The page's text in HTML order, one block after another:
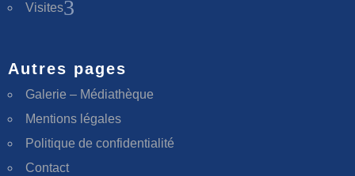
Visites3
Autres pages
Galerie – Médiathèque
Mentions légales
Politique de confidentialité
Contact